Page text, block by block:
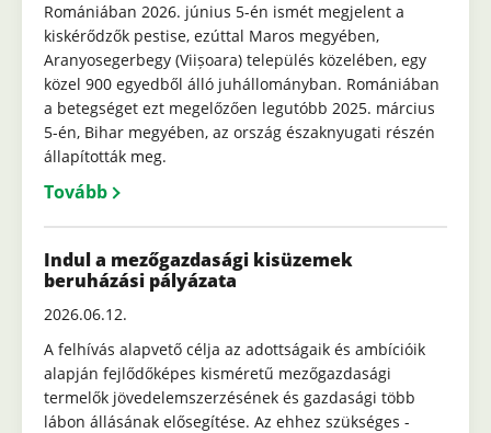
Romániában 2026. június 5-én ismét megjelent a
kiskérődzők pestise, ezúttal Maros megyében,
Aranyosegerbegy (Viișoara) település közelében, egy
közel 900 egyedből álló juhállományban. Romániában
a betegséget ezt megelőzően legutóbb 2025. március
5-én, Bihar megyében, az ország északnyugati részén
állapították meg.
Tovább
Indul a mezőgazdasági kisüzemek
beruházási pályázata
2026.06.12.
A felhívás alapvető célja az adottságaik és ambícióik
alapján fejlődőképes kisméretű mezőgazdasági
termelők jövedelemszerzésének és gazdasági több
lábon állásának elősegítése. Az ehhez szükséges -